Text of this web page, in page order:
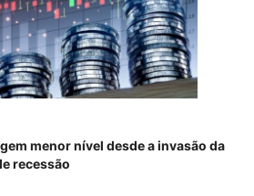
menor nível desde a invasão da
recessão